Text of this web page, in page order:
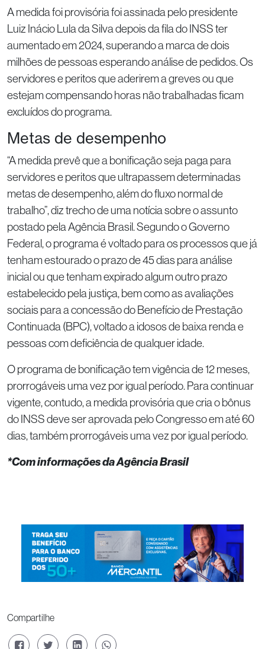
A medida foi provisória foi assinada pelo presidente
Luiz Inácio Lula da Silva depois da fila do INSS ter
aumentado em 2024, superando a marca de dois
milhões de pessoas esperando análise de pedidos. Os
servidores e peritos que aderirem a greves ou que
estejam compensando horas não trabalhadas ficam
excluídos do programa.
Metas de desempenho
“A medida prevê que a bonificação seja paga para
servidores e peritos que ultrapassem determinadas
metas de desempenho, além do fluxo normal de
trabalho”, diz trecho de uma notícia sobre o assunto
postado pela Agência Brasil. Segundo o Governo
Federal, o programa é voltado para os processos que já
tenham estourado o prazo de 45 dias para análise
inicial ou que tenham expirado algum outro prazo
estabelecido pela justiça, bem como as avaliações
sociais para a concessão do Benefício de Prestação
Continuada (BPC), voltado a idosos de baixa renda e
pessoas com deficiência de qualquer idade.
O programa de bonificação tem vigência de 12 meses,
prorrogáveis uma vez por igual período. Para continuar
vigente, contudo, a medida provisória que cria o bônus
do INSS deve ser aprovada pelo Congresso em até 60
dias, também prorrogáveis uma vez por igual período.
*Com informações da Agência Brasil
Compartilhe